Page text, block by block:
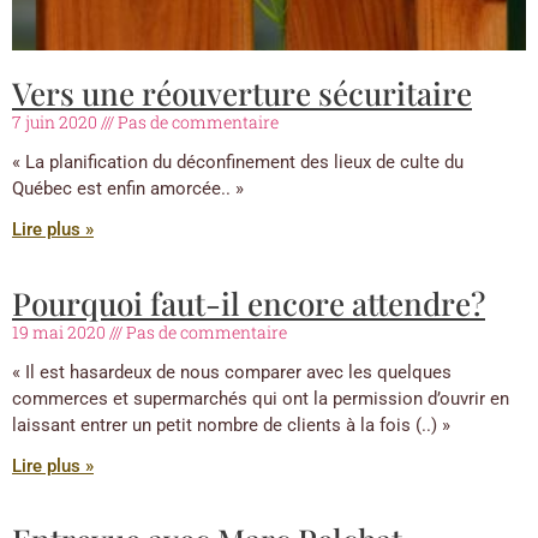
Vers une réouverture sécuritaire
7 juin 2020 Pas de commentaire
« La planification du déconfinement des lieux de culte du
Québec est enfin amorcée.. »
Lire plus »
Pourquoi faut-il encore attendre?
19 mai 2020 Pas de commentaire
« Il est hasardeux de nous comparer avec les quelques
commerces et supermarchés qui ont la permission d’ouvrir en
laissant entrer un petit nombre de clients à la fois (..) »
Lire plus »